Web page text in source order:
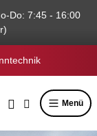
Do: 7:45 - 16:00
Menü